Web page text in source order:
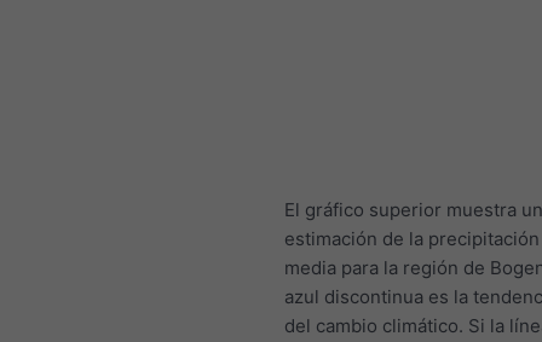
El gráfico superior muestra
estimación de la
media para la región de
azul discontinua es la
del cambio climático. Si la